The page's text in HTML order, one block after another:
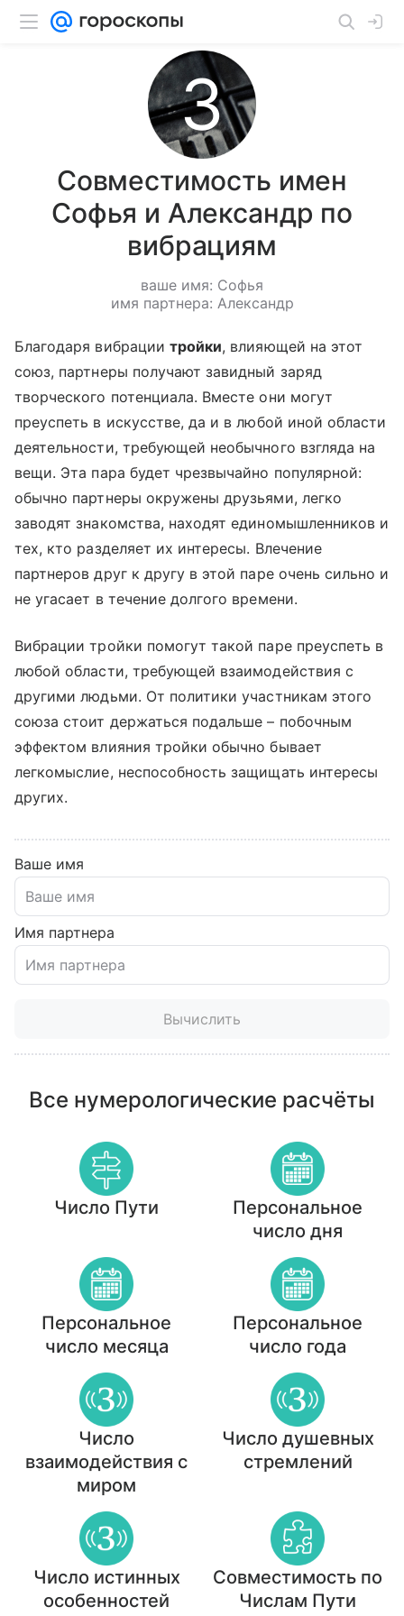
Совместимость имен
Софья и Александр по
вибрациям
ваше имя: Софья
имя партнера: Александр
Благодаря вибрации тройки, влияющей на этот
союз, партнеры получают завидный заряд
творческого потенциала. Вместе они могут
преуспеть в искусстве, да и в любой иной области
деятельности, требующей необычного взгляда на
вещи. Эта пара будет чрезвычайно популярной:
обычно партнеры окружены друзьями, легко
заводят знакомства, находят единомышленников и
тех, кто разделяет их интересы. Влечение
партнеров друг к другу в этой паре очень сильно и
не угасает в течение долгого времени.
Вибрации тройки помогут такой паре преуспеть в
любой области, требующей взаимодействия с
другими людьми. От политики участникам этого
союза стоит держаться подальше – побочным
эффектом влияния тройки обычно бывает
легкомыслие, неспособность защищать интересы
других.
Ваше имя
Имя партнера
Вычислить
Все нумерологические расчёты
Число Пути
Персональное
число дня
Персональное
число месяца
Персональное
число года
Число
взаимодействия с
миром
Число душевных
стремлений
Число истинных
особенностей
Совместимость по
Числам Пути